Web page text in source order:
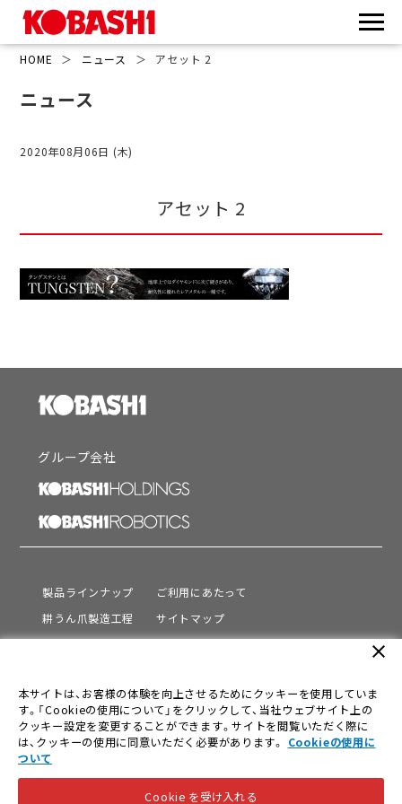
HOME ＞ ニュース ＞ アセット 2
ニュース
2020年08月06日 (木)
アセット 2
グループ会社
製品ラインナップ
耕うん爪製造工程
サポート
会社情報
採用情報
ニュース
ご利用にあたって
サイトマップ
プライバシーポリシー
© KOBASHI INDUSTRIES CO.,LTD. All Rights Reserved.
本サイトは、お客様の体験を向上させるためにクッキーを使用していま
す。「Cookieの使用について」をクリックして、当社ウェブサイト上の
クッキー設定を変更することができます。サイトを閲覧いただく際に
は、クッキーの使用に同意いただく必要があります。 Cookieの使用に
ついて
Cookie を受け入れる
close